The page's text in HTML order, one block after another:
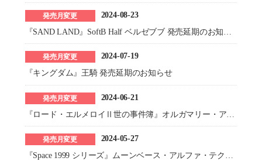
発売月変更
2024-08-23
発売月変更
2024-07-19
『キングダム』王騎 発売延期のお知らせ
発売月変更
2024-06-21
発売月変更
2024-05-27
『Space 1999 シリーズ』ムーンベース・アルファ・テクニカル・オペレーターズ・マニュアル 発売延期のお知らせ